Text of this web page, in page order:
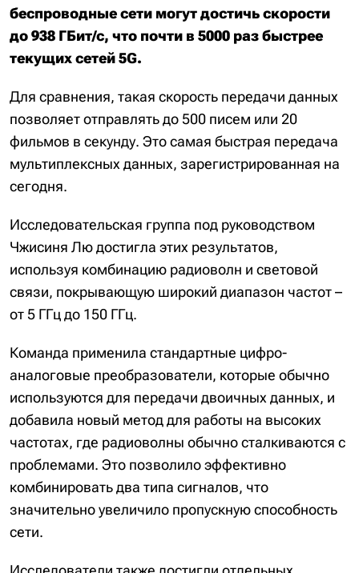
беспроводные сети могут достичь скорости
до 938 ГБит/с, что почти в 5000 раз быстрее
текущих сетей 5G.
Для сравнения, такая скорость передачи данных
позволяет отправлять до 500 писем или 20
фильмов в секунду. Это самая быстрая передача
мультиплексных данных, зарегистрированная на
сегодня.
Исследовательская группа под руководством
Чжисиня Лю достигла этих результатов,
используя комбинацию радиоволн и световой
связи, покрывающую широкий диапазон частот –
от 5 ГГц до 150 ГГц.
Команда применила стандартные цифро-
аналоговые преобразователи, которые обычно
используются для передачи двоичных данных, и
добавила новый метод для работы на высоких
частотах, где радиоволны обычно сталкиваются с
проблемами. Это позволило эффективно
комбинировать два типа сигналов, что
значительно увеличило пропускную способность
сети.